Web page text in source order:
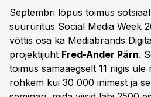
Septembri lõpus toimus
suurüritus Social Media Week
võttis osa ka Mediabrands
projektijuht Fred-Ander Pärn.
toimus samaaegselt 11 riigis üle
rohkem kui 30 000 inimest ja